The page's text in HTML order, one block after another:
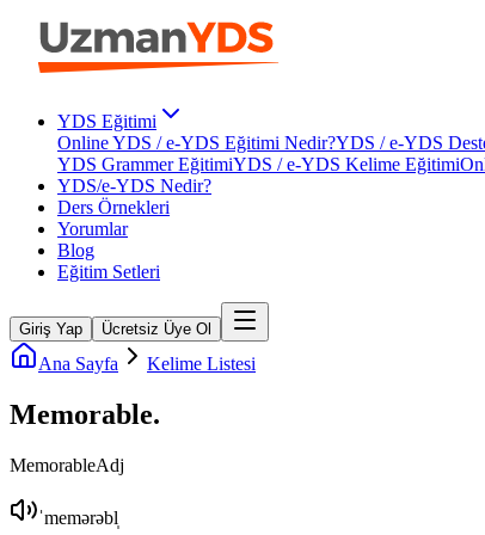
YDS Eğitimi
Online YDS / e-YDS Eğitimi Nedir?YDS / e-YDS
YDS Grammer EğitimiYDS / e-YDS Kelime Eğitimi
YDS/e-YDS Nedir?
Ders Örnekleri
Yorumlar
Blog
Eğitim Setleri
Giriş Yap Ücretsiz Üye Ol
Ana Sayfa Kelime Listesi
Memorable.
MemorableAdj
ˈmemərəbl̩